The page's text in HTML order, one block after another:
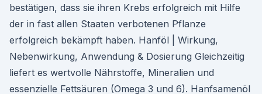
bestätigen, dass sie ihren Krebs erfolgreich mit Hilfe
der in fast allen Staaten verbotenen Pflanze
erfolgreich bekämpft haben. Hanföl | Wirkung,
Nebenwirkung, Anwendung & Dosierung Gleichzeitig
liefert es wertvolle Nährstoffe, Mineralien und
essenzielle Fettsäuren (Omega 3 und 6). Hanfsamenöl